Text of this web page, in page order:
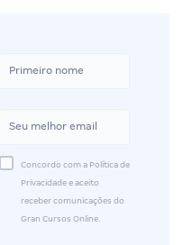
Concordo com a Política de
Privacidade e aceito
receber comunicações do
Gran Cursos Online.